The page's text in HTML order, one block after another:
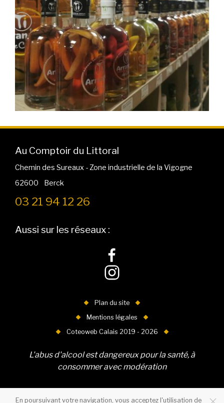
Au Comptoir du Littoral
Chemin des Sureaux - Zone industrielle de la Vigogne
62600
Berck
03 21 94 12 26
Aussi sur les réseaux :
Plan du site
Mentions légales
Coteoweb Calais 2019 - 2026
L'abus d'alcool est dangereux pour la santé, à
consommer avec modération
En poursuivant votre navigation, vous acceptez l'utilisation de